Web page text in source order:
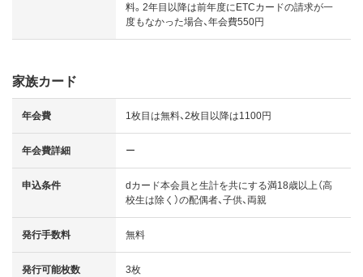
料。2年目以降は前年度にETCカードの請求が一
度もなかった場合、年会費550円
家族カード
年会費 1枚目は無料、2枚目以降は1100円
年会費詳細 ー
申込条件
dカード本会員と生計を共にする満18歳以上（高
校生は除く）の配偶者、子供、両親
発行手数料 無料
発行可能枚数 3枚